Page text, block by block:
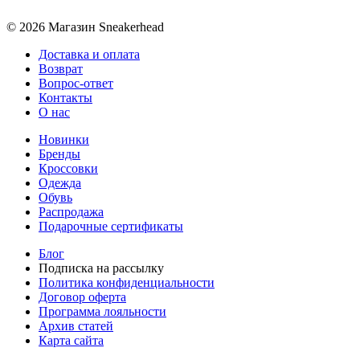
© 2026 Магазин Sneakerhead
Доставка и оплата
Возврат
Вопрос-ответ
Контакты
О нас
Новинки
Бренды
Кроссовки
Одежда
Обувь
Распродажа
Подарочные сертификаты
Блог
Подписка на рассылку
Политика конфиденциальности
Договор оферта
Программа лояльности
Архив статей
Карта сайта